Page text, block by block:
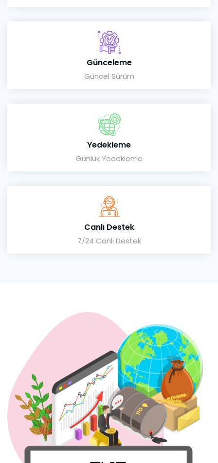
Günceleme
Güncel Sürüm
Yedekleme
Günlük Yedekleme
Canlı Destek
7/24 Canlı Destek